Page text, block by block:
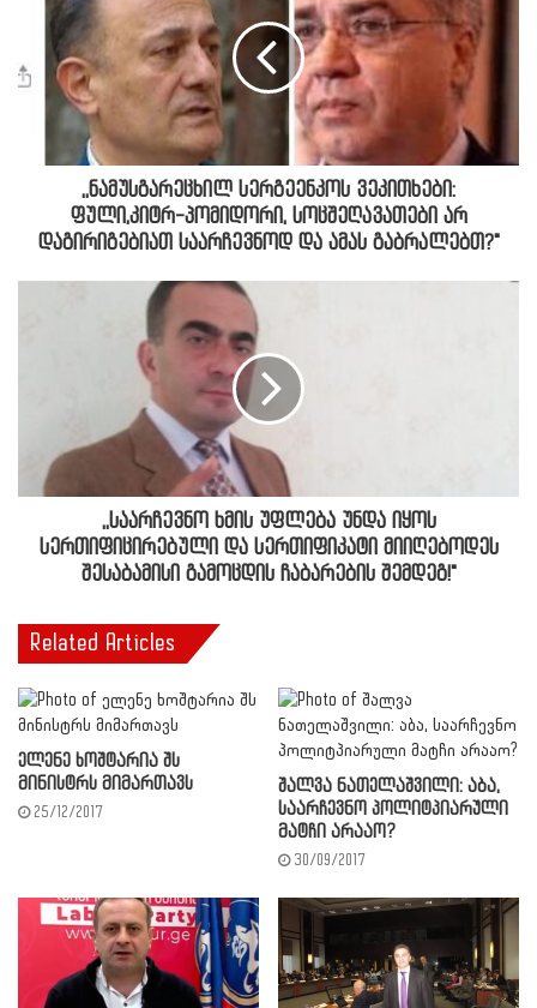
,,ნამუსგარეცხილ სერგეენკოს ვეკითხები:
ფული,კიტრ-პომიდორი, სოცშეღავათები არ
დაგირიგებიათ საარჩევნოდ და ამას გაბრალებთ?"
,,საარჩევნო ხმის უფლება უნდა იყოს
სერთიფიცირებული და სერთიფიკატი მიიღებოდეს
შესაბამისი გამოცდის ჩაბარების შემდეგ!"
Related Articles
ელენე ხოშტარია შს
მინისტრს მიმართავს
25/12/2017
შალვა ნათელაშვილი: აბა,
საარჩევნო პოლიტპიარული
მატჩი არააო?
30/09/2017